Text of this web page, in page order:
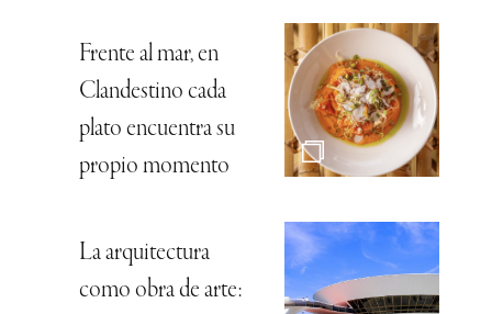
Frente al mar, en
Clandestino cada
plato encuentra su
propio momento
La arquitectura
como obra de arte: